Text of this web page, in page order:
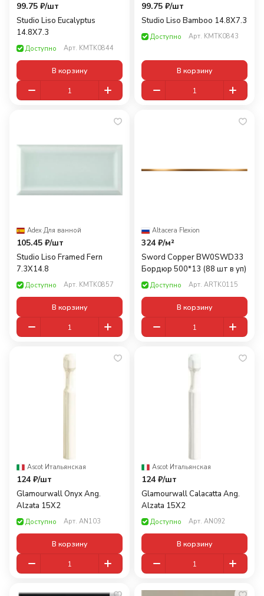
99.75 ₽/шт
Studio Liso Eucalyptus
14.8X7.3
Доступно Арт. KMTK0844
В корзину
99.75 ₽/шт
Studio Liso Bamboo 14.8X7.3
Доступно Арт. KMTK0843
В корзину
Adex·Для ванной
105.45 ₽/шт
Studio Liso Framed Fern
7.3X14.8
Доступно Арт. KMTK0857
В корзину
Altacera·Flexion
324 ₽/м²
Sword Copper BW0SWD33
Бордюр 500*13 (88 шт в уп)
Доступно Арт. ARTK0115
В корзину
Ascot·Итальянская
124 ₽/шт
Glamourwall Onyx Ang.
Alzata 15X2
Доступно Арт. AN103
В корзину
Ascot·Итальянская
124 ₽/шт
Glamourwall Calacatta Ang.
Alzata 15X2
Доступно Арт. AN092
В корзину